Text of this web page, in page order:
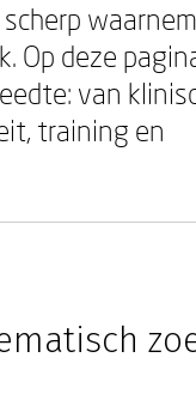
Op deze
van
training en